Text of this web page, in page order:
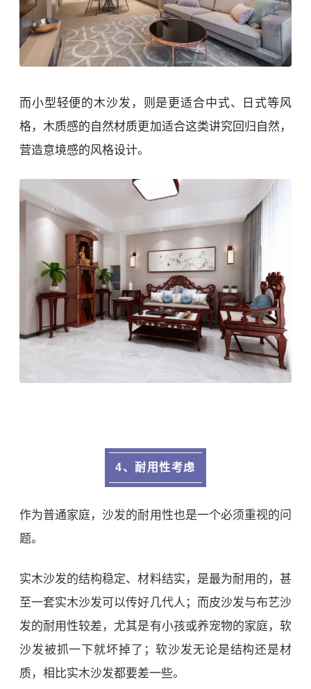
而小型轻便的木沙发，则是更适合中式、日式等风
格，木质感的自然材质更加适合这类讲究回归自然，
营造意境感的风格设计。
4、耐用性考虑
作为普通家庭，沙发的耐用性也是一个必须重视的问
题。
实木沙发的结构稳定、材料结实，是最为耐用的，甚
至一套实木沙发可以传好几代人；而皮沙发与布艺沙
发的耐用性较差，尤其是有小孩或养宠物的家庭，软
沙发被抓一下就坏掉了；软沙发无论是结构还是材
质，相比实木沙发都要差一些。